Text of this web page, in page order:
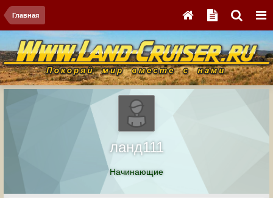
Главная
ланд111
Начинающие